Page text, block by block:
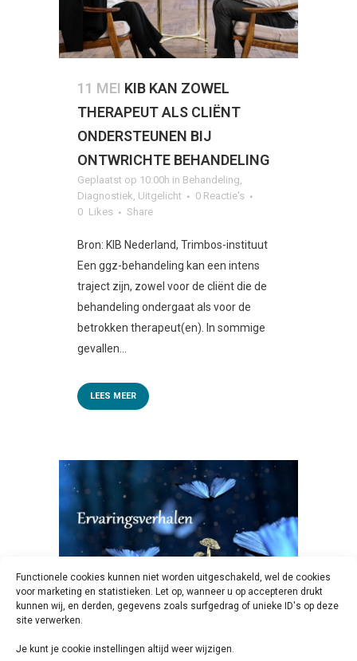
Functionele cookies kunnen niet worden uitgeschakeld, wel de cookies
voor marketing en statistieken. Let op, wanneer u op accepteren drukt
kunnen wij, en derden, gegevens zoals surfgedrag of unieke ID's op deze
site verwerken.
Je kunt je cookie instellingen altijd weer wijzigen.
11 MEI KIB KAN ZOWEL
THERAPEUT ALS CLIËNT
ONDERSTEUNEN BIJ
ONTWRICHTE BEHANDELING
Geplaatst op 10:00h in Behandeling
Diagnostiek Uitgelicht
0 Reactie's
0 Likes Share
Bron: KIB Nederland, Trimbos-instituut
Een ggz-behandeling kan een intens
traject zijn, zowel voor de cliënt die de
behandeling ondergaat als voor de
betrokken therapeut(en). In sommige
gevallen...
LEES MEER
13 FEBERVARINGSVERHALEN